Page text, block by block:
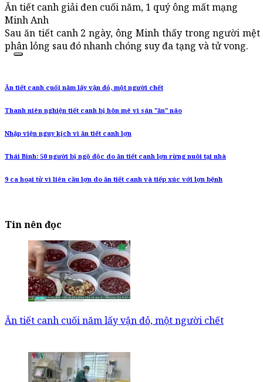
Ăn tiết canh giải đen cuối năm, 1 quý ông mất mạng
Minh Anh
Sau ăn tiết canh 2 ngày, ông Minh thấy trong người
phân lỏng sau đó nhanh chóng suy đa tạng và tử vong.
Ăn tiết canh cuối năm lấy vận đỏ, một người chết
Thanh niên nghiện tiết canh bị hôn mê vì sán "ăn" não
Nhập viện nguy kịch vì ăn tiết canh lợn
Thái Bình: 50 người bị ngộ độc do ăn tiết canh lợn rừng nuôi tại nhà
9 ca hoại tử vì liên cầu lợn do ăn tiết canh và tiếp xúc với lợn bệnh
Tin nên đọc
Ăn tiết canh cuối năm lấy vận đỏ, một người chết